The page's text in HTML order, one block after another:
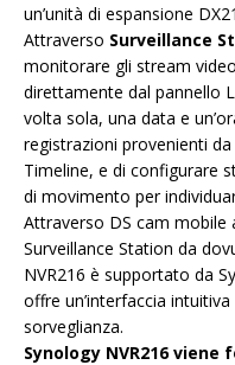
un’unità di espansione
Attraverso Surveillance
monitorare gli stream
direttamente dal pannello
volta sola, una data e
registrazioni provenienti
Timeline, e di configurare
di movimento per
Attraverso DS cam mobile
Surveillance Station da
NVR216 è supportato da
offre un’interfaccia
sorveglianza.
Synology NVR216